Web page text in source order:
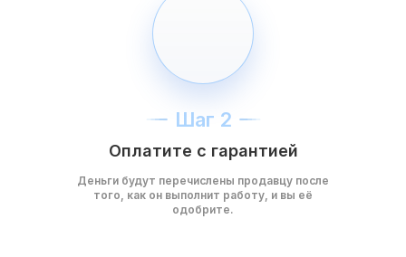
Шаг 2
Оплатите с гарантией
Деньги будут перечислены продавцу после
того, как он выполнит работу, и вы её
одобрите.